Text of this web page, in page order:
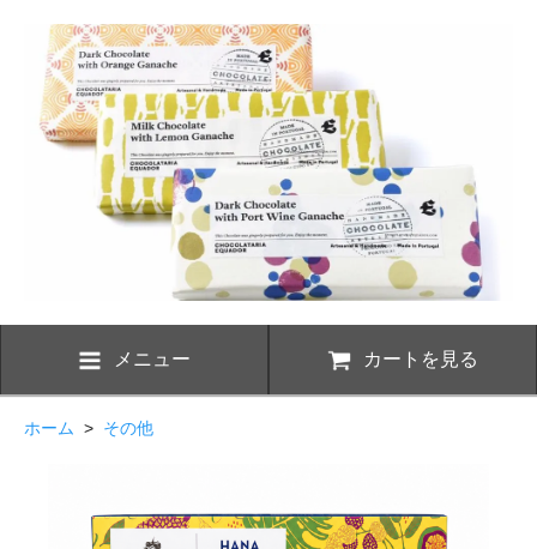
メニュー カートを見る
ホーム > その他